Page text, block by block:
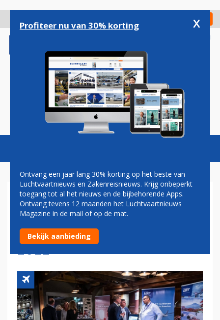
gaan
Check in
Magazine Podcasts Vacatures
LOT POLISH AIRLINES
NIEUWE DEELNEMER
BTMCONFERENCE VOORJAAR
2022
Profiteer nu van 30% korting x
Ontvang een jaar lang 30% korting op het beste van
Luchtvaartnieuws en Zakenreisnieuws. Krijg onbeperkt
toegang tot al het nieuws en de bijbehorende Apps.
Ontvang tevens 12 maanden het Luchtvaartnieuws
Magazine in de mail of op de mat.
Bekijk aanbieding